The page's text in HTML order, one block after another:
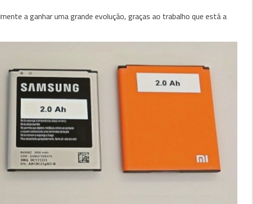
a ganhar uma grande evolução, graças ao trabalho que está a